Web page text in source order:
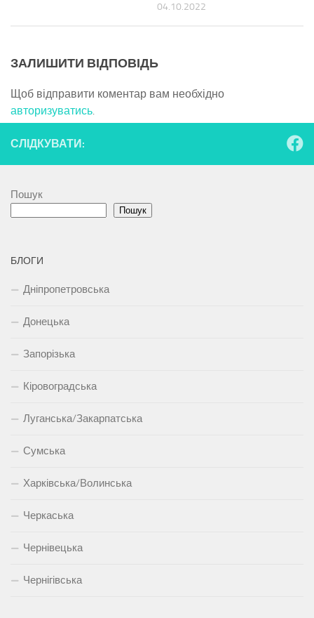
04.10.2022
ЗАЛИШИТИ ВІДПОВІДЬ
Щоб відправити коментар вам необхідно
авторизуватись.
СЛІДКУВАТИ:
Пошук
Пошук
БЛОГИ
Дніпропетровська
Донецька
Запорізька
Кіровоградська
Луганська/Закарпатська
Сумська
Харківська/Волинська
Черкаська
Чернівецька
Чернігівська